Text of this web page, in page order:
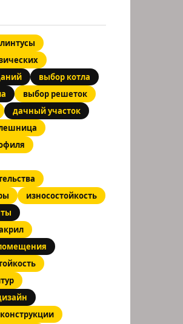
выбор котла
выбор решеток
дачный участок
износостойкость